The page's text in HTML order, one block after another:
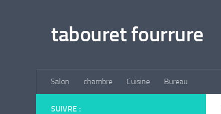
tabouret fourrure
Salon chambre Cuisine Bureau
SUIVRE :